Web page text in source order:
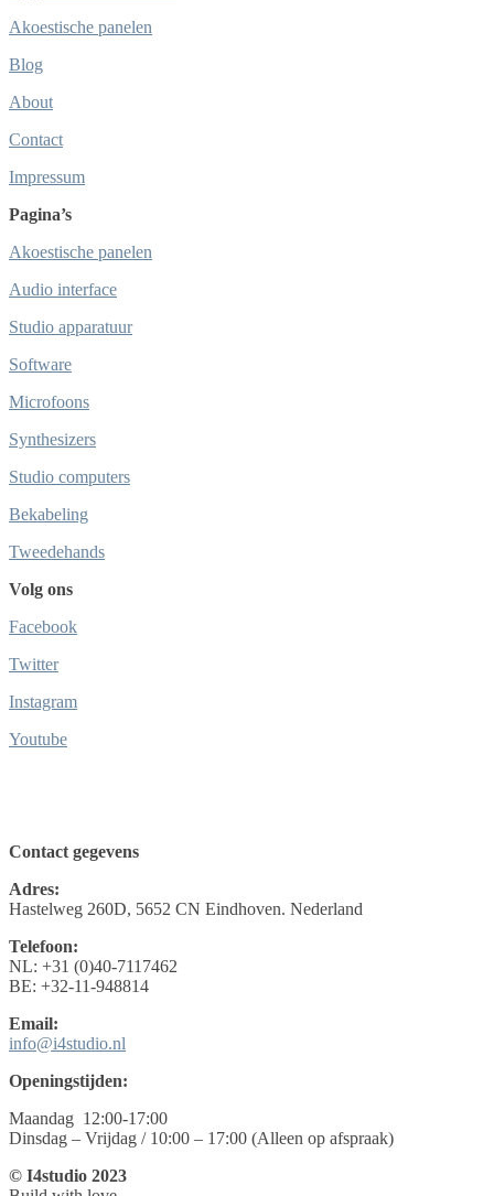
Akoestische panelen
Blog
About
Contact
Impressum
Pagina’s
Akoestische panelen
Audio interface
Studio apparatuur
Software
Microfoons
Synthesizers
Studio computers
Bekabeling
Tweedehands
Volg ons
Facebook
Twitter
Instagram
Youtube
Contact gegevens
Adres:
Hastelweg 260D, 5652 CN Eindhoven. Nederland
Telefoon:
NL: +31 (0)40-7117462
BE: +32-11-948814
Email:
info@i4studio.nl
Openingstijden:
Maandag 12:00-17:00
Dinsdag – Vrijdag / 10:00 – 17:00 (Alleen op afspraak)
© I4studio 2023